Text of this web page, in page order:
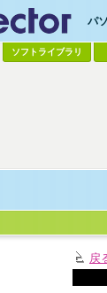
パ
ソフトライブラリ
戻